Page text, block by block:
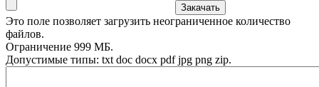
Это поле позволяет загрузить неограниченное количество
файлов.
Ограничение 999 МБ.
Допустимые типы: txt doc docx pdf jpg png zip.